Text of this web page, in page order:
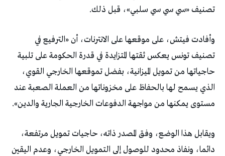
تصنيف «سي سي سي سلبي»، قبل ذلك.
وأفادت فيتش، على موقعها على الانترنات، أن «الترفيع في
تصنيف تونس يعكس ثقتها المتزايدة في قدرة الحكومة على تلبية
حاجياتها من تمويل الميزانية، بفضل تموقعها الخارجي القوي،
الذي يسمح لها بالحفاظ على مخزوناتها من العملة الصعبة عند
مستوى يمكنها من مواجهة الدفوعات الخارجية الجارية والدين».
ويقابل هذا الوضع، وفق المصدر ذاته، حاجيات تمويل مرتفعة،
دائما، ونفاذ محدود للوصول إلى التمويل الخارجي، وعدم اليقين